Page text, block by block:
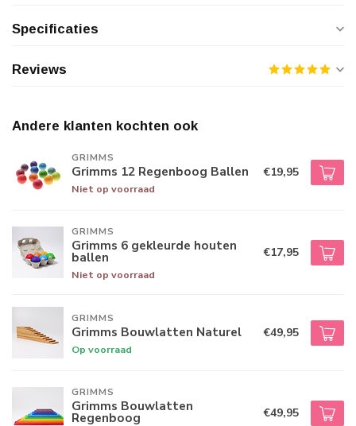
Specificaties
Reviews
Andere klanten kochten ook
GRIMMS
Grimms 12 Regenboog Ballen
Niet op voorraad
€19,95
GRIMMS
Grimms 6 gekleurde houten
ballen
Niet op voorraad
€17,95
GRIMMS
Grimms Bouwlatten Naturel
Op voorraad
€49,95
GRIMMS
Grimms Bouwlatten
Regenboog €49,95